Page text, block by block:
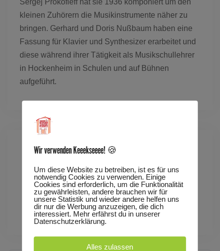
Sergej Prokofieff hat sie 1936 komponiert um den
kleinen Zuhörern die Musikinstrumente näher zu
bringen. Gerhard und Doris Nußbaum haben eine
Fassung für Klavier und Synthesizer erarbeitet und
diese während ihrer Tätigkeit als Musikschullehrer
in Hockenheim in Schulen und auf Bühnen
aufgeführt.
Datum:1. März 2026
Zeit:15:00 - 16:00(Europe/Berlin)
Veranstaltungsort:Kinder- und Jugendtheater
Wir verwenden Keeekseeee! 🍪
Um diese Website zu betreiben, ist es für uns
notwendig Cookies zu verwenden. Einige
Cookies sind erforderlich, um die Funktionalität
zu gewährleisten, andere brauchen wir für
unsere Statistik und wieder andere helfen uns
dir nur die Werbung anzuzeigen, die dich
interessiert. Mehr erfährst du in unserer
Datenschutzerklärung.
Alles zulassen